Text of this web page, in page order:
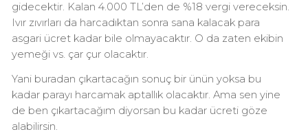
gidecektir. Kalan 4.000 TL’den de %18 vergi vereceksin.
Ivır zıvırları da harcadıktan sonra sana kalacak para
asgari ücret kadar bile olmayacaktır. O da zaten ekibin
yemeği vs. çar çur olacaktır.
Yani buradan çıkartacağın sonuç bir ünün yoksa bu
kadar parayı harcamak aptallık olacaktır. Ama sen yine
de ben çıkartacağım diyorsan bu kadar ücreti göze
alabilirsin.